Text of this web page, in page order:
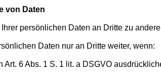
von Daten
persönlichen Daten an Dritte zu
Daten nur an Dritte weiter, wenn:
6 Abs. 1 S. 1 lit. a DSGVO